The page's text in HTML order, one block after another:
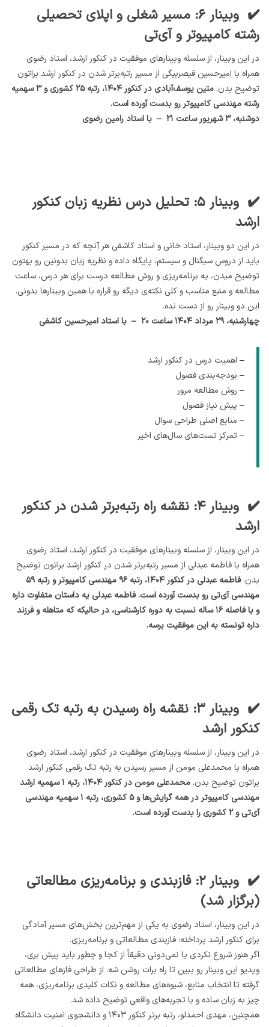
✔️ وبینار ۶: مسیر شغلی و اپلای تحصیلی
رشته کامپیوتر و آی‌تی
در این وبینار، از سلسله وبینارهای موفقیت در کنکور ارشد، استاد رضوی
همراه با امیرحسین قیصربیگی از مسیر رتبه‌برتر شدن در کنکور ارشد براتون
توضیح بدن.
متین یوسف‌آبادی در کنکور ۱۴۰۴، رتبه ۲۵ کشوری و ۳ سهمیه
رشته مهندسی کامپیوتر رو بدست آورده است.
دوشنبه، ۳ شهریور ساعت ۲۱ – با استاد رامین رضوی
✔️ وبینار ۵: تحلیل درس نظریه زبان کنکور
ارشد
در این دو وبینار، استاد خانی و استاد کاشفی هر آنچه که در مسیر کنکور
باید از دروس سیگنال و سیستم، پایگاه داده و نظریه زبان بدونین رو بهتون
توضیح میدن، یه برنامه‌ریزی و روش مطالعه درست برای هر درس، ساعت
مطالعه و منبع مناسب و کلی نکته‌ی دیگه رو قراره با همین وبینارها بدونی.
این دو وبینار رو از دست نده.
چهارشنبه، ۲۹ مرداد ۱۴۰۴ ساعت ۲۰ – با استاد امیرحسین کاشفی
– اهمیت درس در کنکور ارشد
– بودجه‌بندی فصول
– روش مطالعه مرور
– پیش نیاز فصول
– منابع اصلی طراحی سوال
– تمرکز تست‌های سال‌های اخیر
✔️ وبینار ۴: نقشه راه رتبه‌برتر شدن در کنکور
ارشد
در این وبینار، از سلسله وبینارهای موفقیت در کنکور ارشد، استاد رضوی
همراه با فاطمه عبدلی از مسیر رتبه‌برتر شدن در کنکور ارشد براتون توضیح
بدن.
فاطمه عبدلی در کنکور ۱۴۰۴، رتبه ۹۶ مهندسی کامپیوتر و رتبه ۵۹
مهندسی آی‌تی رو بدست آورده است. فاطمه عبدلی یه داستان متفاوت داره
و با فاصله ۱۶ ساله نسبت به دوره کارشناسی، در حالیکه که متاهله و فرزند
داره تونسته به این موفقیت برسه.
✔️ وبینار ۳: نقشه راه رسیدن به رتبه تک رقمی
کنکور ارشد
در این وبینار، از سلسله وبینارهای موفقیت در کنکور ارشد، استاد رضوی
همراه با محمدعلی مومن از مسیر رسیدن به رتبه تک رقمی کنکور ارشد
براتون توضیح بدن.
محمدعلی مومن در کنکور ۱۴۰۴، رتبه ۱ سهمیه ارشد
مهندسی کامپیوتر در همه گرایش‌ها و ۵ کشوری، رتبه ۱ سهمیه مهندسی
آی‌تی و ۲ کشوری را بدست آورده است.
✔️ وبینار ۲: فازبندی و برنامه‌ریزی مطالعاتی
(برگزار شد)
در این وبینار، استاد رضوی به یکی از مهم‌ترین بخش‌های مسیر آمادگی
برای کنکور ارشد پرداخته: فازبندی مطالعاتی و برنامه‌ریزی.
اگر هنوز شروع نکردی یا نمی‌دونی دقیقاً از کجا و چطور باید پیش بری،
ویدیو این وبینار رو ببین تا راه برات روشن شه. از طراحی فازهای مطالعاتی
گرفته تا انتخاب منابع، شیوه‌های مطالعه و نکات کلیدی برنامه‌ریزی، همه
چیز به زبان ساده و با تجربه‌های واقعی توضیح داده شد.
همچنین، مهدی احمدلو، رتبه برتر کنکور ۱۴۰۳ و دانشجوی امنیت دانشگاه